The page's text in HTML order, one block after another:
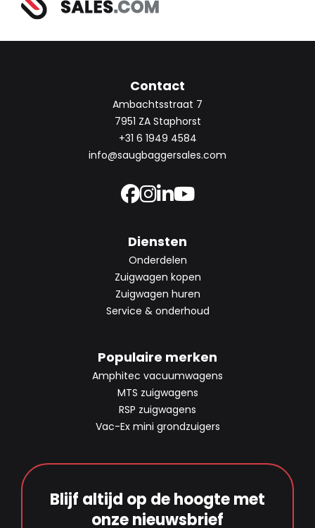
Contact
Ambachtsstraat 7
7951 ZA Staphorst
+31 6 1949 4584
info@saugbaggersales.com
Diensten
Onderdelen
Zuigwagen kopen
Zuigwagen huren
Service & onderhoud
Populaire merken
Amphitec vacuumwagens
MTS zuigwagens
RSP zuigwagens
Vac-Ex mini grondzuigers
Blijf altijd op de hoogte met
onze nieuwsbrief